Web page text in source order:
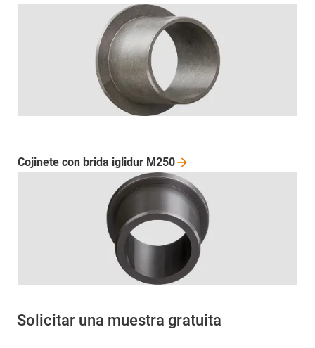
Cojinete con brida iglidur M250
Solicitar una muestra gratuita